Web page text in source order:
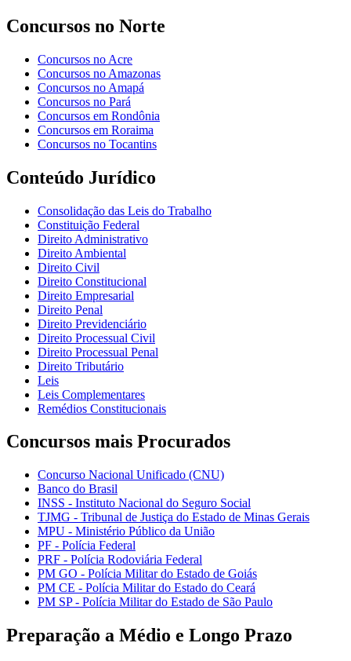
Concursos no Norte
Concursos no Acre
Concursos no Amazonas
Concursos no Amapá
Concursos no Pará
Concursos em Rondônia
Concursos em Roraima
Concursos no Tocantins
Conteúdo Jurídico
Consolidação das Leis do Trabalho
Constituição Federal
Direito Administrativo
Direito Ambiental
Direito Civil
Direito Constitucional
Direito Empresarial
Direito Penal
Direito Previdenciário
Direito Processual Civil
Direito Processual Penal
Direito Tributário
Leis
Leis Complementares
Remédios Constitucionais
Concursos mais Procurados
Concurso Nacional Unificado (CNU)
Banco do Brasil
INSS - Instituto Nacional do Seguro Social
TJMG - Tribunal de Justiça do Estado de Minas Gerais
MPU - Ministério Público da União
PF - Polícia Federal
PRF - Polícia Rodoviária Federal
PM GO - Polícia Militar do Estado de Goiás
PM CE - Polícia Militar do Estado do Ceará
PM SP - Polícia Militar do Estado de São Paulo
Preparação a Médio e Longo Prazo